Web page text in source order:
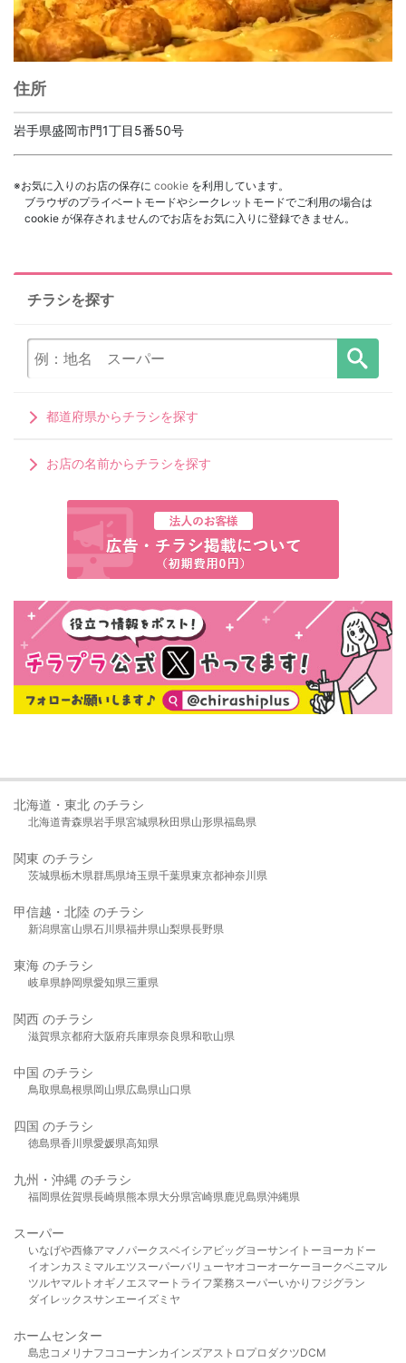
住所
岩手県盛岡市門1丁目5番50号
※お気に入りのお店の保存に cookie を利用しています。
ブラウザのプライベートモードやシークレットモードでご利用の場合は
cookie が保存されませんのでお店をお気に入りに登録できません。
チラシを探す
都道府県からチラシを探す
お店の名前からチラシを探す
北海道・東北 のチラシ
北海道青森県岩手県宮城県秋田県山形県福島県
関東 のチラシ
茨城県栃木県群馬県埼玉県千葉県東京都神奈川県
甲信越・北陸 のチラシ
新潟県富山県石川県福井県山梨県長野県
東海 のチラシ
岐阜県静岡県愛知県三重県
関西 のチラシ
滋賀県京都府大阪府兵庫県奈良県和歌山県
中国 のチラシ
鳥取県島根県岡山県広島県山口県
四国 のチラシ
徳島県香川県愛媛県高知県
九州・沖縄 のチラシ
福岡県佐賀県長崎県熊本県大分県宮崎県鹿児島県沖縄県
スーパー
いなげや西條アマノパークスベイシア ビッグヨーサンイトーヨーカドー
イオンカスミ マルエツスーパーバリューヤオコーオーケー ヨークベニマル
ツルヤマルト オギノ エスマート ライフ業務スーパーいかり フジグラン
ダイレックスサンエーイズミヤ
ホームセンター
島忠 コメリ ナフコ コーナンカインズアストロプロダクツDCM